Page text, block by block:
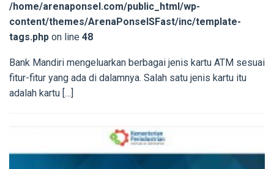
/home/arenaponsel.com/public_html/wp-
content/themes/ArenaPonselSFast/inc/template-
tags.php on line 48
Bank Mandiri mengeluarkan berbagai jenis kartu ATM sesuai
fitur-fitur yang ada di dalamnya. Salah satu jenis kartu itu
adalah kartu […]